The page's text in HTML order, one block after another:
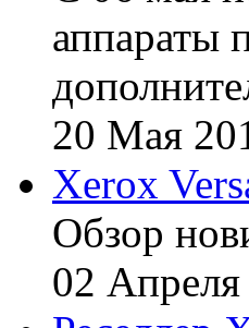
аппараты
20 Мая
Xerox
Обзор
02 Апреля